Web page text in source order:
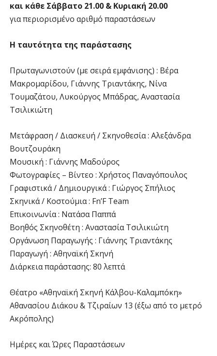
και κάθε Σάββατο 21.00 & Κυριακή 20.00
για περιορισμένο αριθμό παραστάσεων
Η ταυτότητα της παράστασης
Πρωταγωνιστούν (με σειρά εμφάνισης) : Βέρα
Μακρομαρίδου, Γιάννης Τριαντάκης, Νίνα
Τουμαζάτου, Λυκούργος Μπάδρας, Αναστασία
Τσιλικιώτη
Μετάφραση / Διασκευή / Σκηνοθεσία : Αλεξάνδρα
Βουτζουράκη
Μουσική : Γιάννης Μαδούρος
Φωτογραφίες – Βίντεο : Χρήστος Παναγόπουλος
Γραφιστικά / Δημιουργικά : Γιώργος Σπήλιος
Σκηνικά / Κοστούμια : Fn’F Team
Επικοινωνία : Νατάσα Παππά
Βοηθός Σκηνοθέτη : Αναστασία Τσιλικιώτη
Οργάνωση Παραγωγής : Γιάννης Τριαντάκης
Παραγωγή : Αθηναϊκή Σκηνή
Διάρκεια παράστασης: 80 λεπτά
Θέατρο «Αθηναϊκή Σκηνή Κάλβου-Καλαμπόκη»
Αθανασίου Διάκου & Τζιραίων 13 (έξω από το μετρό
Ακρόπολης)
Ημέρες και Ώρες Παραστάσεων